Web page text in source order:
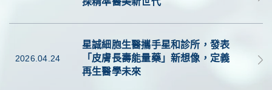
2026.04.24
星誠細胞生醫攜手星和診所，發表
「皮膚長壽能量藥」新想像，定義
再生醫學未來